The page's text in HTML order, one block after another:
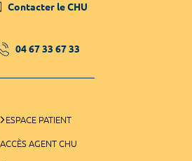
Contacter le CHU
04 67 33 67 33
ESPACE PATIENT
ACCÈS AGENT CHU